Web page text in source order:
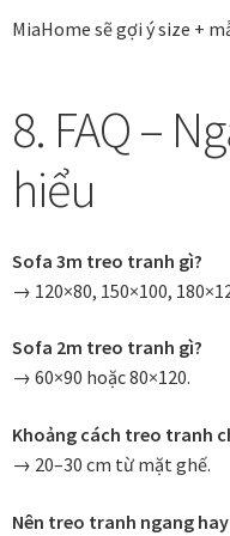
MiaHome sẽ gợi ý size +
8. FAQ –
hiểu
Sofa 3m treo tranh gì?
→ 120×80, 150×100,
Sofa 2m treo tranh gì?
→ 60×90 hoặc 80×120.
Khoảng cách treo tranh
→ 20–30 cm từ mặt ghế.
Nên treo tranh ngang hay